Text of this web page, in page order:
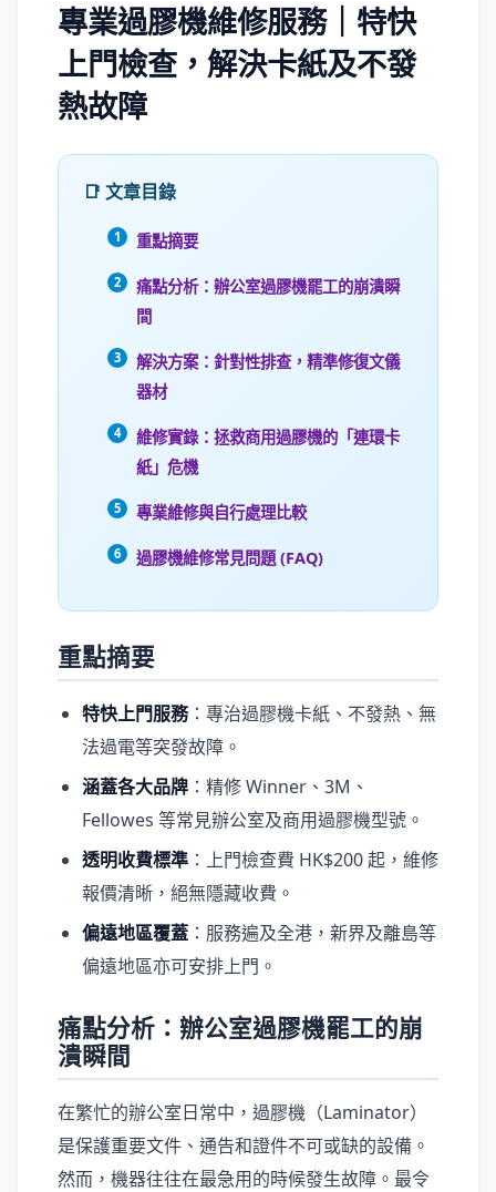
專業過膠機維修服務｜特快
上門檢查，解決卡紙及不發
熱故障
📑 文章目錄
重點摘要
痛點分析：辦公室過膠機罷工的崩潰瞬
間
解決方案：針對性排查，精準修復文儀
器材
維修實錄：拯救商用過膠機的「連環卡
紙」危機
專業維修與自行處理比較
過膠機維修常見問題 (FAQ)
重點摘要
特快上門服務：專治過膠機卡紙、不發熱、無
法過電等突發故障。
涵蓋各大品牌 ：精修 Winner、3M、
Fellowes 等常見辦公室及商用過膠機型號。
透明收費標準 ：上門檢查費 HK$200 起，維修
報價清晰，絕無隱藏收費。
偏遠地區覆蓋 ：服務遍及全港，新界及離島等
偏遠地區亦可安排上門。
痛點分析：辦公室過膠機罷工的崩
潰瞬間
在繁忙的辦公室日常中，過膠機（Laminator）
是保護重要文件、通告和證件不可或缺的設備。
然而，機器往往在最急用的時候發生故障。最令